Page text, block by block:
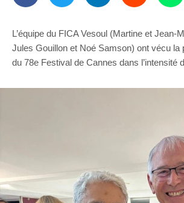
L’équipe du FICA Vesoul (Martine et Jean-
Jules Gouillon et Noé Samson) ont vécu la
du 78e Festival de Cannes dans l’intensité